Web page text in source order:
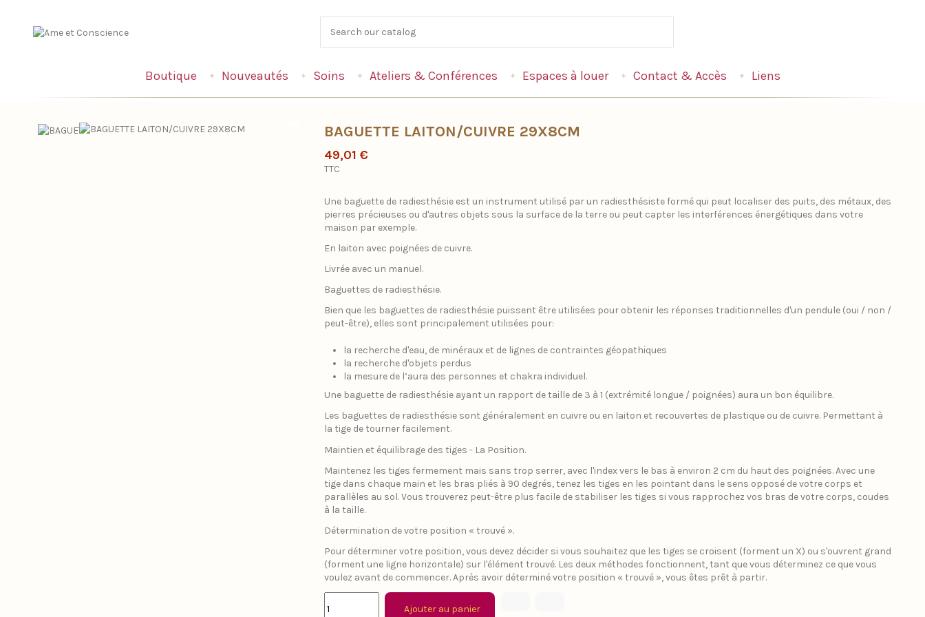
Boutique Nouveautés Soins Ateliers & Conférences Espaces à louer Contact & Accès Liens
BAGUETTE LAITON/CUIVRE 29X8CM
49,01 €
TTC
Une baguette de radiesthésie est un instrument utilisé par un radiesthésiste formé qui peut localiser des puits, des métaux, des
pierres précieuses ou d'autres objets sous la surface de la terre ou peut capter les interférences énergétiques dans votre
maison par exemple.
En laiton avec poignées de cuivre.
Livrée avec un manuel.
Baguettes de radiesthésie.
Bien que les baguettes de radiesthésie puissent être utilisées pour obtenir les réponses traditionnelles d'un pendule (oui / non /
peut-être), elles sont principalement utilisées pour:
la recherche d'eau, de minéraux et de lignes de contraintes géopathiques
la recherche d'objets perdus
la mesure de l’aura des personnes et chakra individuel.
Une baguette de radiesthésie ayant un rapport de taille de 3 à 1 (extrémité longue / poignées) aura un bon équilibre.
Les baguettes de radiesthésie sont généralement en cuivre ou en laiton et recouvertes de plastique ou de cuivre. Permettant à
la tige de tourner facilement.
Maintien et équilibrage des tiges - La Position.
Maintenez les tiges fermement mais sans trop serrer, avec l'index vers le bas à environ 2 cm du haut des poignées. Avec une
tige dans chaque main et les bras pliés à 90 degrés, tenez les tiges en les pointant dans le sens opposé de votre corps et
parallèles au sol. Vous trouverez peut-être plus facile de stabiliser les tiges si vous rapprochez vos bras de votre corps, coudes
à la taille.
Détermination de votre position « trouvé ».
Pour déterminer votre position, vous devez décider si vous souhaitez que les tiges se croisent (forment un X) ou s'ouvrent grand
(forment une ligne horizontale) sur l'élément trouvé. Les deux méthodes fonctionnent, tant que vous déterminez ce que vous
voulez avant de commencer. Après avoir déterminé votre position « trouvé », vous êtes prêt à partir.
Ajouter au panier